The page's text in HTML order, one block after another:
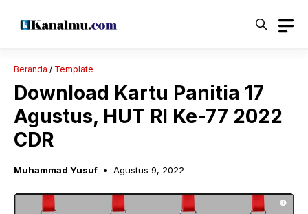
Beranda / Template
Download Kartu Panitia 17
Agustus, HUT RI Ke-77 2022
CDR
Muhammad Yusuf Agustus 9, 2022